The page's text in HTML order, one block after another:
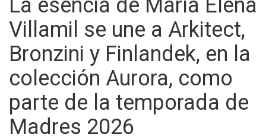
la
navegación
La esencia de María Elena
Villamil se une a Arkitect,
Bronzini y Finlandek, en la
colección Aurora, como
parte de la temporada de
Madres 2026